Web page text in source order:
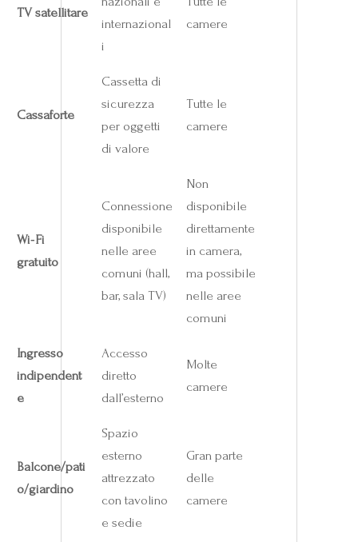
TV satellitare
internazional
i
camere
Cassaforte
Cassetta di
sicurezza
per oggetti
di valore
Tutte le
camere
Wi‑Fi
gratuito
Connessione
disponibile
nelle aree
comuni (hall,
bar, sala TV)
Non
disponibile
direttamente
in camera,
ma possibile
nelle aree
comuni
Ingresso
indipendent
e
Accesso
diretto
dall’esterno
Molte
camere
Balcone/pati
o/giardino
Spazio
esterno
attrezzato
con tavolino
e sedie
Gran parte
delle
camere